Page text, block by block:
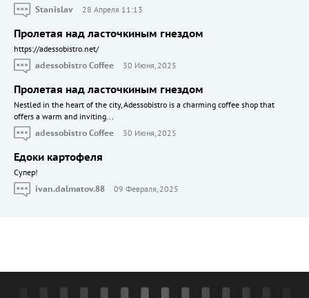
Stanislav
28 Апреля 11:13
Пролетая над ласточкиным гнездом
https://adessobistro.net/
adessobistro Coffee
30 Июня, 2025
Пролетая над ласточкиным гнездом
Nestled in the heart of the city, Adessobistro is a charming coffee shop that
offers a warm and inviting...
adessobistro Coffee
30 Июня, 2025
Едоки картофеля
Cупер!
ivan.dalmatov.88
09 Февраля, 2025